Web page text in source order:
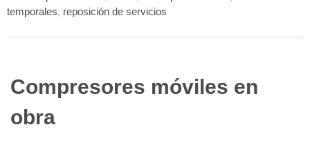
temporales, reposición de servicios
Compresores móviles en
obra